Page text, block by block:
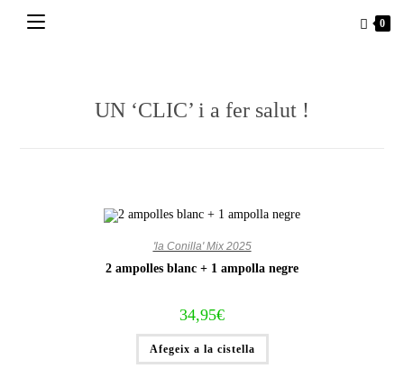
0
UN ‘CLIC’ i a fer salut !
'la Conilla' Mix 2025
2 ampolles blanc + 1 ampolla negre
34,95€
Afegeix a la cistella